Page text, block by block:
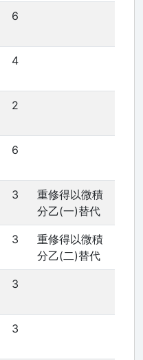
6
4
2
6
3
重修得以微積
分乙(一)替代
3
重修得以微積
分乙(二)替代
3
3